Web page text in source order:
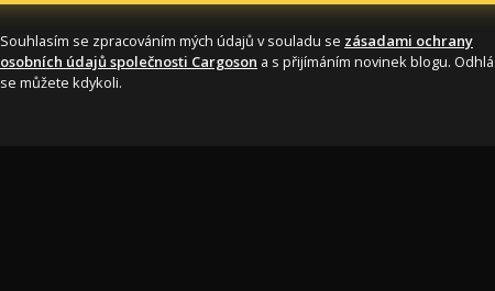
Souhlasím se zpracováním mých údajů v souladu se zásadami ochrany
osobních údajů společnosti Cargoson a s přijímáním novinek blogu.
se můžete kdykoli.